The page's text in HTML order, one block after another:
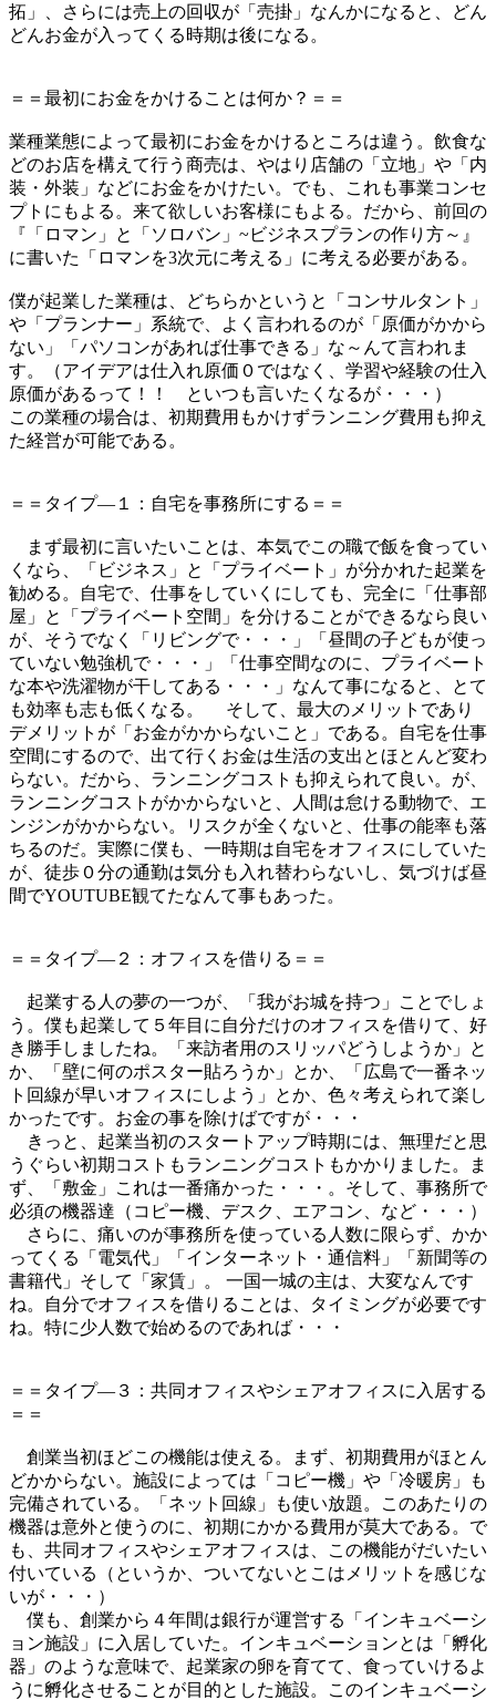
拓」、さらには売上の回収が「売掛」なんかになると、どん
どんお金が入ってくる時期は後になる。
＝＝最初にお金をかけることは何か？＝＝
業種業態によって最初にお金をかけるところは違う。飲食な
どのお店を構えて行う商売は、やはり店舗の「立地」や「内
装・外装」などにお金をかけたい。でも、これも事業コンセ
プトにもよる。来て欲しいお客様にもよる。だから、前回の
『「ロマン」と「ソロバン」~ビジネスプランの作り方～』
に書いた「ロマンを3次元に考える」に考える必要がある。
僕が起業した業種は、どちらかというと「コンサルタント」
や「プランナー」系統で、よく言われるのが「原価がかから
ない」「パソコンがあれば仕事できる」な～んて言われま
す。（アイデアは仕入れ原価０ではなく、学習や経験の仕入
原価があるって！！ といつも言いたくなるが・・・）
この業種の場合は、初期費用もかけずランニング費用も抑え
た経営が可能である。
＝＝タイプ―１：自宅を事務所にする＝＝
まず最初に言いたいことは、本気でこの職で飯を食ってい
くなら、「ビジネス」と「プライベート」が分かれた起業を
勧める。自宅で、仕事をしていくにしても、完全に「仕事部
屋」と「プライベート空間」を分けることができるなら良い
が、そうでなく「リビングで・・・」「昼間の子どもが使っ
ていない勉強机で・・・」「仕事空間なのに、プライベート
な本や洗濯物が干してある・・・」なんて事になると、とて
も効率も志も低くなる。 そして、最大のメリットであり
デメリットが「お金がかからないこと」である。自宅を仕事
空間にするので、出て行くお金は生活の支出とほとんど変わ
らない。だから、ランニングコストも抑えられて良い。が、
ランニングコストがかからないと、人間は怠ける動物で、エ
ンジンがかからない。リスクが全くないと、仕事の能率も落
ちるのだ。実際に僕も、一時期は自宅をオフィスにしていた
が、徒歩０分の通勤は気分も入れ替わらないし、気づけば昼
間でYOUTUBE観てたなんて事もあった。
＝＝タイプ―２：オフィスを借りる＝＝
起業する人の夢の一つが、「我がお城を持つ」ことでしょ
う。僕も起業して５年目に自分だけのオフィスを借りて、好
き勝手しましたね。「来訪者用のスリッパどうしようか」と
か、「壁に何のポスター貼ろうか」とか、「広島で一番ネッ
ト回線が早いオフィスにしよう」とか、色々考えられて楽し
かったです。お金の事を除けばですが・・・
きっと、起業当初のスタートアップ時期には、無理だと思
うぐらい初期コストもランニングコストもかかりました。ま
ず、「敷金」これは一番痛かった・・・。そして、事務所で
必須の機器達（コピー機、デスク、エアコン、など・・・）
さらに、痛いのが事務所を使っている人数に限らず、かか
ってくる「電気代」「インターネット・通信料」「新聞等の
書籍代」そして「家賃」。 一国一城の主は、大変なんです
ね。自分でオフィスを借りることは、タイミングが必要です
ね。特に少人数で始めるのであれば・・・
＝＝タイプ―３：共同オフィスやシェアオフィスに入居する
＝＝
創業当初ほどこの機能は使える。まず、初期費用がほとん
どかからない。施設によっては「コピー機」や「冷暖房」も
完備されている。「ネット回線」も使い放題。このあたりの
機器は意外と使うのに、初期にかかる費用が莫大である。で
も、共同オフィスやシェアオフィスは、この機能がだいたい
付いている（というか、ついてないとこはメリットを感じな
いが・・・）
僕も、創業から４年間は銀行が運営する「インキュベーシ
ョン施設」に入居していた。インキュベーションとは「孵化
器」のような意味で、起業家の卵を育てて、食っていけるよ
うに孵化させることが目的とした施設。このインキュベーシ